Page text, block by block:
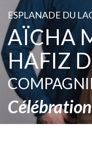
ADHÉREZ
ESPLANADE DU
AÏCHA
HAFIZ
Célébration